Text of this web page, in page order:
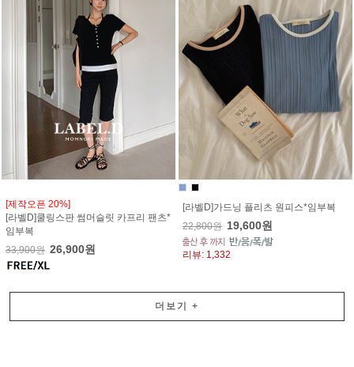
[제작오픈 20%]
[라벨D]쿨링스판 썸머슬릿 카프리 팬츠*
임부복
33,900원 26,900원
[라벨D]가드닝 플리츠 원피스*임부복
22,800원 19,600원
리뷰: 1,332
더보기 +